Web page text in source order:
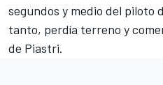
segundos y medio del piloto
tanto, perdía terreno y
de Piastri.